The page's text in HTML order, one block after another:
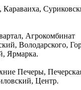
Караваиха,
Агрокомбинат
Володарского,
Ярмарка.
Печеры,
Центр.